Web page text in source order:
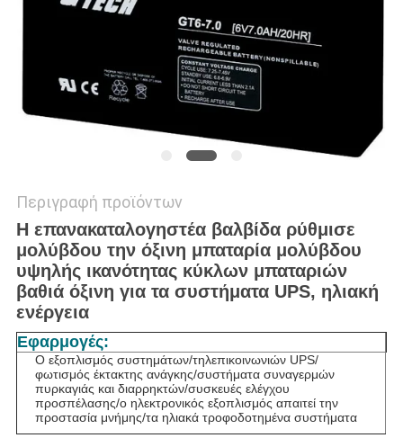
Περιγραφή προϊόντων
Η επανακαταλογηστέα βαλβίδα ρύθμισε
μολύβδου την όξινη μπαταρία μολύβδου
υψηλής ικανότητας κύκλων μπαταριών
βαθιά όξινη για τα συστήματα UPS, ηλιακή
ενέργεια
Εφαρμογές:
Ο εξοπλισμός συστημάτων/τηλεπικοινωνιών UPS/
φωτισμός έκτακτης ανάγκης/συστήματα συναγερμών
πυρκαγιάς και διαρρηκτών/συσκευές ελέγχου
προσπέλασης/ο ηλεκτρονικός εξοπλισμός απαιτεί την
προστασία μνήμης/τα ηλιακά τροφοδοτημένα συστήματα